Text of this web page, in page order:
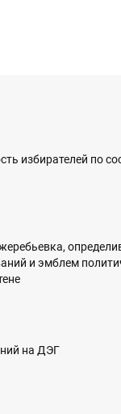
избирателей по
и эмблем
на ДЭГ